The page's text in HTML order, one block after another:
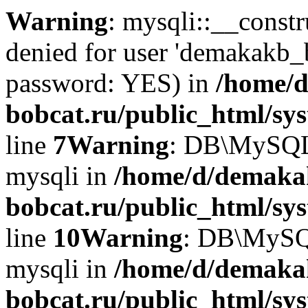
Warning:
denied for user
password: YES) in /home/
bobcat.ru/public_html/
line 7Warning:
mysqli in /home/d/
bobcat.ru/public_html/
line 10Warning:
mysqli in /home/d/
bobcat.ru/public_html/